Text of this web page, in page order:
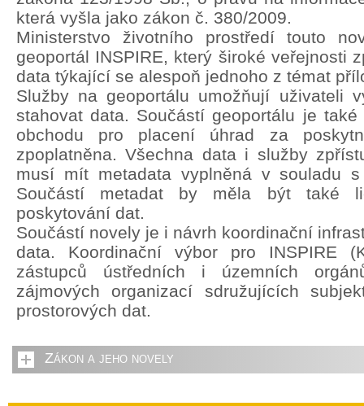
která vyšla jako zákon č. 380/2009.
Ministerstvo životního prostředí touto
geoportál INSPIRE, který široké veřejnosti
data týkající se alespoň jednoho z témat
Služby na geoportálu umožňují uživateli
stahovat data. Součástí geoportálu je také
obchodu pro placení úhrad za
zpoplatněna. Všechna data i služby
musí mít metadata vyplněná v souladu s
Součástí metadat by měla být také
poskytování dat.
Součástí novely je i návrh koordinační
data. Koordinační výbor pro INSPIRE
zástupců ústředních i územních
zájmových organizací sdružujících
prostorových dat.
Zákon a jeho novely